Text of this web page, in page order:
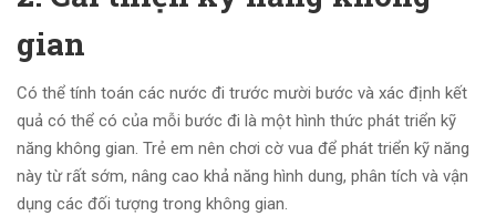
gian
Có thể tính toán các nước đi trước mười bước và xác định kết
quả có thể có của mỗi bước đi là một hình thức phát triển kỹ
năng không gian. Trẻ em nên chơi cờ vua để phát triển kỹ năng
này từ rất sớm, nâng cao khả năng hình dung, phân tích và vận
dụng các đối tượng trong không gian.